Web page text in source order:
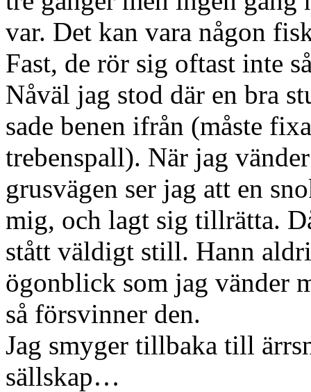
var. Det kan vara någon
Fast, de rör sig oftast inte
Nåväl jag stod där en bra
sade benen ifrån (måste
trebenspall). När jag
grusvägen ser jag att en
mig, och lagt sig tillrätta.
stått väldigt still. Hann
ögonblick som jag vänder
så försvinner den.
Jag smyger tillbaka till
sällskap…